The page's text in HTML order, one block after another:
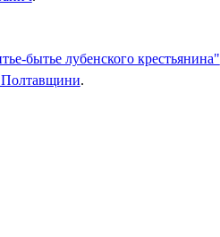
бытье лубенского крестьянина"
Полтавщини.